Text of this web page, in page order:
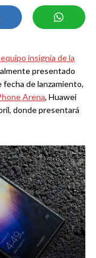
insignia de la
presentado
de lanzamiento,
Arena, Huawei
donde presentará